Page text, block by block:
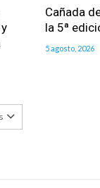
Cañada
la 5ª
5 agosto, 2026